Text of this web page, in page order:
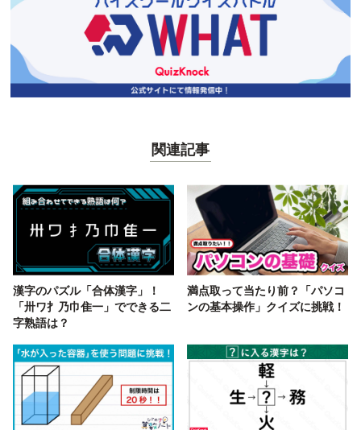
関連記事
漢字のパズル「合体漢字」！
「卅ワ扌乃巾隹一」でできる二
字熟語は？
満点取って当たり前？「パソコ
ンの基本操作」クイズに挑戦！